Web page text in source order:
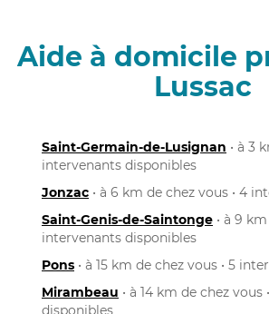
Aide à domicile
Lussac
Saint-Germain-de-Lusignan • à 3
intervenants disponibles
Jonzac • à 6 km de chez vous • 4
Saint-Genis-de-Saintonge • à 9
intervenants disponibles
Pons • à 15 km de chez vous • 5
Mirambeau • à 14 km de chez
disponibles